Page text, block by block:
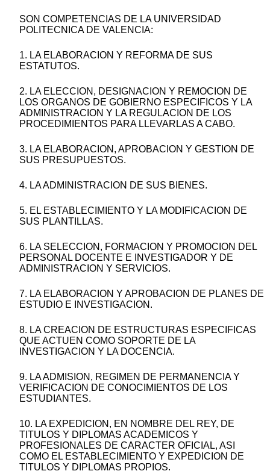
SON COMPETENCIAS DE LA UNIVERSIDAD
POLITECNICA DE VALENCIA:
1. LA ELABORACION Y REFORMA DE SUS
ESTATUTOS.
2. LA ELECCION, DESIGNACION Y REMOCION DE
LOS ORGANOS DE GOBIERNO ESPECIFICOS Y LA
ADMINISTRACION Y LA REGULACION DE LOS
PROCEDIMIENTOS PARA LLEVARLAS A CABO.
3. LA ELABORACION, APROBACION Y GESTION DE
SUS PRESUPUESTOS.
4. LA ADMINISTRACION DE SUS BIENES.
5. EL ESTABLECIMIENTO Y LA MODIFICACION DE
SUS PLANTILLAS.
6. LA SELECCION, FORMACION Y PROMOCION DEL
PERSONAL DOCENTE E INVESTIGADOR Y DE
ADMINISTRACION Y SERVICIOS.
7. LA ELABORACION Y APROBACION DE PLANES DE
ESTUDIO E INVESTIGACION.
8. LA CREACION DE ESTRUCTURAS ESPECIFICAS
QUE ACTUEN COMO SOPORTE DE LA
INVESTIGACION Y LA DOCENCIA.
9. LA ADMISION, REGIMEN DE PERMANENCIA Y
VERIFICACION DE CONOCIMIENTOS DE LOS
ESTUDIANTES.
10. LA EXPEDICION, EN NOMBRE DEL REY, DE
TITULOS Y DIPLOMAS ACADEMICOS Y
PROFESIONALES DE CARACTER OFICIAL, ASI
COMO EL ESTABLECIMIENTO Y EXPEDICION DE
TITULOS Y DIPLOMAS PROPIOS.